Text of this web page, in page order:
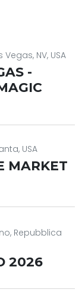
NV, USA
-
USA
MARKET
Repubblica
2026